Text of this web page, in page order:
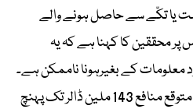
یا تکّے سے حاصل ہونے والے
محققین کا کہنا ہے کہ یہ
معلومات کے بغیرہونا ناممکن ہے۔
ان سودوں سے حاصل ہونے والا متوقع منافع 143 ملین ڈالر تک پہنچ